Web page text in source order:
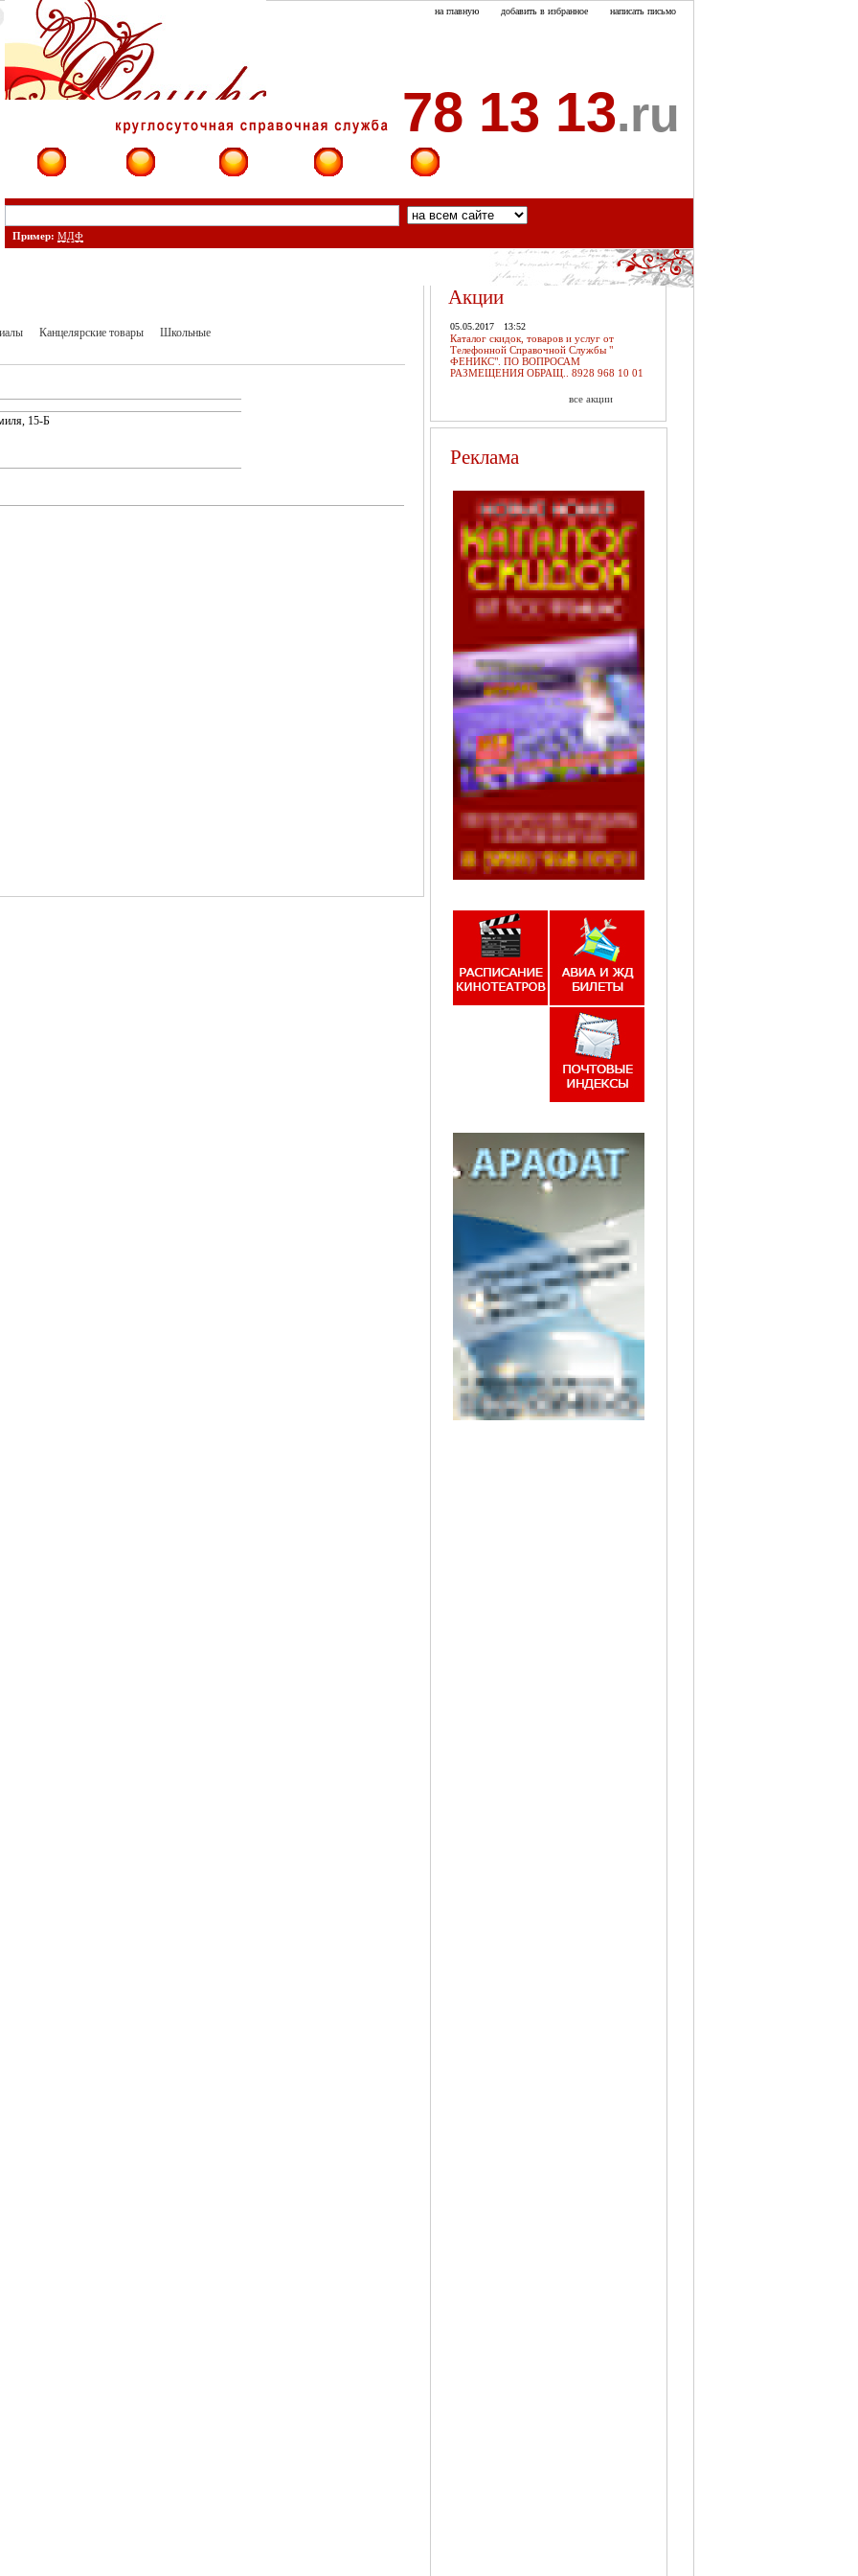
на главную добавить в избранное написать письмо
78 13 13.ru
Пример: МДФ
Канцелярские товары
Школьные
15-Б
Акции
05.05.2017 13:52
Каталог скидок, товаров и услуг от
Телефонной Справочной Службы "
ФЕНИКС". ПО ВОПРОСАМ
РАЗМЕЩЕНИЯ ОБРАЩ.. 8928 968 10 01
все акции
Реклама